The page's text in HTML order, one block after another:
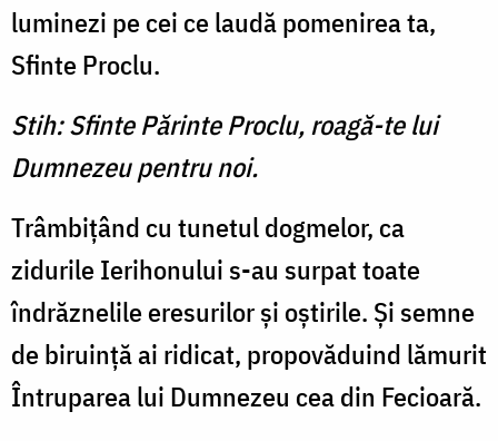
luminezi pe cei ce laudă pomenirea ta,
Sfinte Proclu.
Stih: Sfinte Părinte Proclu, roagă-te lui
Dumnezeu pentru noi.
Trâmbiţând cu tunetul dogmelor, ca
zidurile Ierihonului s-au surpat toate
îndrăznelile eresurilor şi oştirile. Şi semne
de biruinţă ai ridicat, propovăduind lămurit
Întruparea lui Dumnezeu cea din Fecioară.